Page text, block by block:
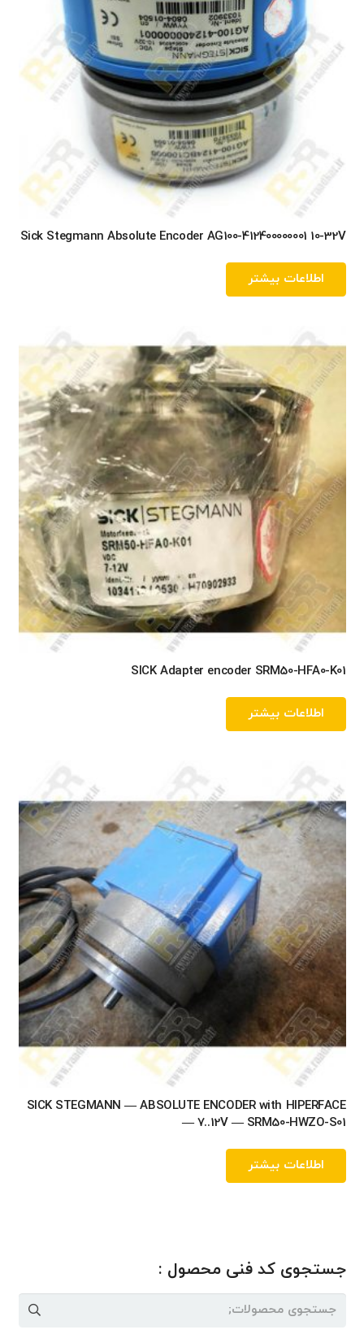
Sick Stegmann Absolute Encoder AG100-412400000001 10-32V
اطلاعات بیشتر
SICK Adapter encoder SRM50-HFA0-K01
اطلاعات بیشتر
SICK STEGMANN — ABSOLUTE ENCODER with HIPERFACE
— 7..12V — SRM50-HWZO-S01
اطلاعات بیشتر
جستجوی کد فنی محصول :
جستجو